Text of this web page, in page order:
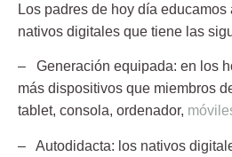
Los padres de hoy día educamos
nativos digitales que tiene las
– Generación equipada: en los
más dispositivos que miembros
tablet, consola, ordenador,
– Autodidacta: los nativos